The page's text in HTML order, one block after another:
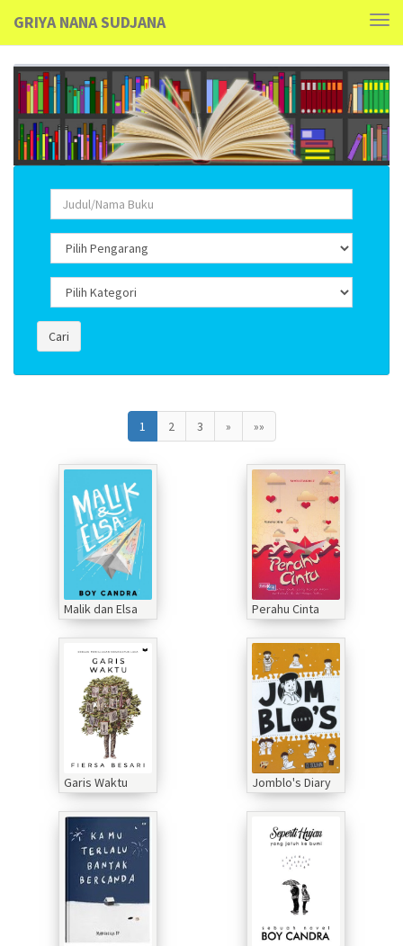
GRIYA NANA SUDJANA
Cari
1 2 3 » »»
Malik dan Elsa Perahu Cinta
Garis Waktu Jomblo's Diary